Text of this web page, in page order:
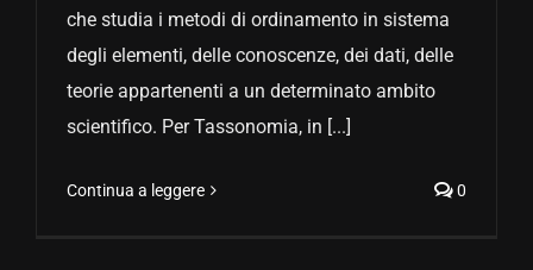
che studia i metodi di ordinamento in sistema
degli elementi, delle conoscenze, dei dati, delle
teorie appartenenti a un determinato ambito
scientifico. Per Tassonomia, in [...]
Continua a leggere 0